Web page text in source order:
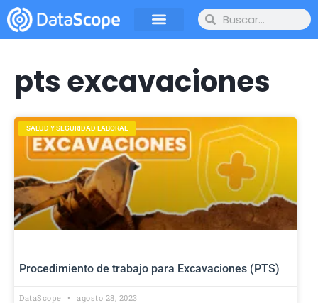
pts excavaciones
SALUD Y SEGURIDAD LABORAL
Procedimiento de trabajo para Excavaciones (PTS)
DataScope agosto 28, 2023